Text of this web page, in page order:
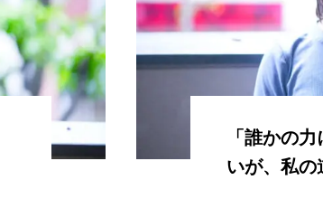
「誰かの
いが、私の